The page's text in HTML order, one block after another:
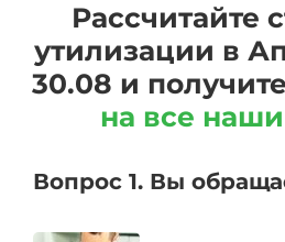
Рассчитайте
утилизации в
30.08 и получите
на все
Вопрос 1. Вы